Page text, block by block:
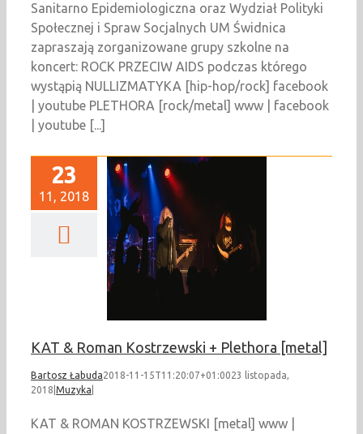
Sanitarno Epidemiologiczna oraz Wydział Polityki
Społecznej i Spraw Socjalnych UM Świdnica
zapraszają zorganizowane grupy szkolne na
koncert: ROCK PRZECIW AIDS podczas którego
wystąpią NULLIZMATYKA [hip-hop/rock] facebook
| youtube PLETHORA [rock/metal] www | facebook
| youtube [...]
23
11, 2018
Kostrzewski
KAT & Roman Kostrzewski + Plethora [metal]
Bartosz Łabuda2018-11-15T11:20:07+01:0023 listopada,
2018 Muzyka
KAT & ROMAN KOSTRZEWSKI [metal] www |